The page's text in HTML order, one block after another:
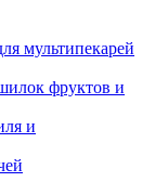
мультипекарей
фруктов и
и